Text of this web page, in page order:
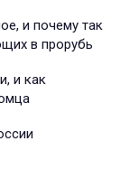
и почему так
в прорубь
и как